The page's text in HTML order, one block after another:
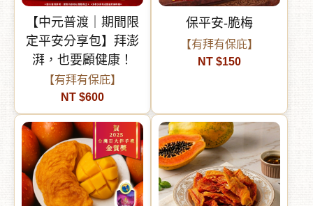
【中元普渡｜期間限
定平安分享包】拜澎
湃，也要顧健康！
【有拜有保庇】
NT $600
保平安-脆梅
【有拜有保庇】
NT $150